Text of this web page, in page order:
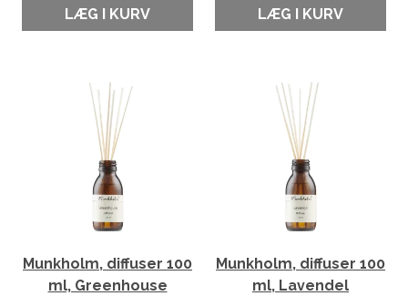
LÆG I KURV LÆG I KURV
Munkholm, diffuser 100
ml, Greenhouse
Munkholm, diffuser 100
ml, Lavendel